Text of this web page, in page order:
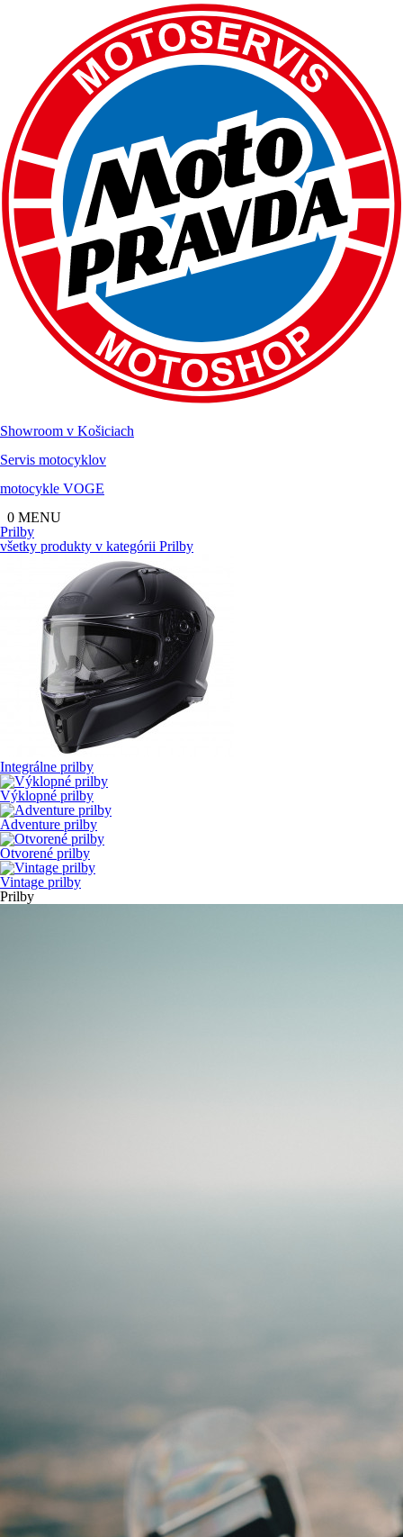
Showroom v Košiciach
Servis motocyklov
motocykle VOGE
0 MENU
Prilby
všetky produkty v kategórii Prilby
Integrálne prilby
Výklopné prilby
Adventure prilby
Otvorené prilby
Vintage prilby
Prilby